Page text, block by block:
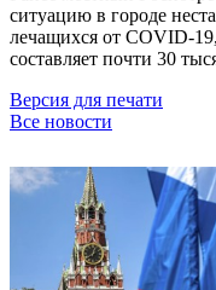
ситуацию в городе
лечащихся от COVID-
составляет почти 30
Версия для печати
Все новости